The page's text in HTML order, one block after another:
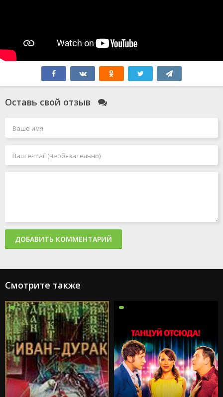
Оставь свой отзыв
ДОБАВИТЬ КОММЕНТАРИЙ
Смотрите также